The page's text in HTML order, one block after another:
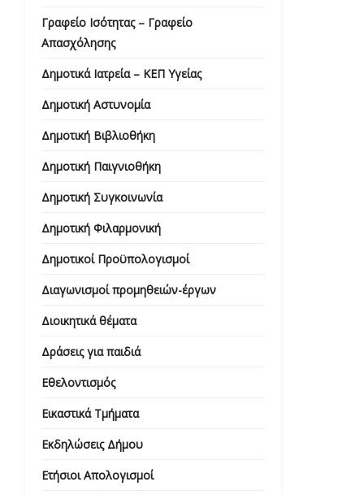
Γραφείο Ισότητας – Γραφείο
Απασχόλησης
Δημοτικά Ιατρεία – ΚΕΠ Υγείας
Δημοτική Αστυνομία
Δημοτική Βιβλιοθήκη
Δημοτική Παιγνιοθήκη
Δημοτική Συγκοινωνία
Δημοτική Φιλαρμονική
Δημοτικοί Προϋπολογισμοί
Διαγωνισμοί προμηθειών-έργων
Διοικητικά θέματα
Δράσεις για παιδιά
Εθελοντισμός
Εικαστικά Τμήματα
Εκδηλώσεις Δήμου
Ετήσιοι Απολογισμοί